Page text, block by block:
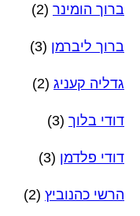
ברוך הומינר (2)
ברוך ליברמן (3)
גדליה קעניג (2)
דודי בלוך (3)
דודי פלדמן (3)
הרשי כהנוביץ (2)